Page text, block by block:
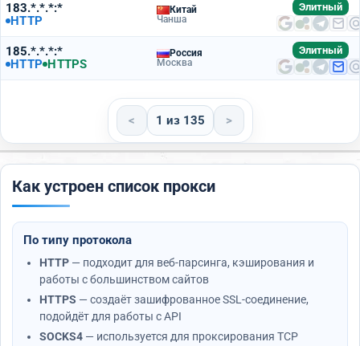
183.*.*.*:*
HTTP
Китай
Чанша
Элитный
185.*.*.*:*
HTTP HTTPS
Россия
Москва
Элитный
< 1 из 135 >
Как устроен список прокси
По типу протокола
HTTP — подходит для веб-парсинга, кэширования и
работы с большинством сайтов
HTTPS — создаёт зашифрованное SSL-соединение,
подойдёт для работы с API
SOCKS4 — используется для проксирования TCP